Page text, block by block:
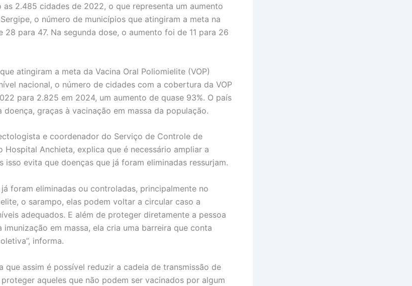
as 2.485 cidades de 2022, o que representa um aumento
o número de municípios que atingiram a meta na
28 para 47. Na segunda dose, o aumento foi de 11 para 26
atingiram a meta da Vacina Oral Poliomielite (VOP)
nacional, o número de cidades com a cobertura da VOP
para 2.825 em 2024, um aumento de quase 93%. O país
doença, graças à vacinação em massa da população.
e coordenador do Serviço de Controle de
Hospital Anchieta, explica que é necessário ampliar a
isso evita que doenças que já foram eliminadas ressurjam.
já foram eliminadas ou controladas, principalmente no
o sarampo, elas podem voltar a circular caso a
adequados. E além de proteger diretamente a pessoa
imunização em massa, ela cria uma barreira que conta
informa.
que assim é possível reduzir a cadeia de transmissão de
aqueles que não podem ser vacinados por algum